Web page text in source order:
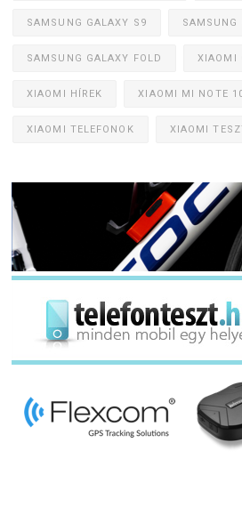
SAMSUNG GALAXY S9 SAMSUNG
SAMSUNG GALAXY FOLD XIAOMI
XIAOMI HÍREK XIAOMI MI NOTE
XIAOMI TELEFONOK XIAOMI